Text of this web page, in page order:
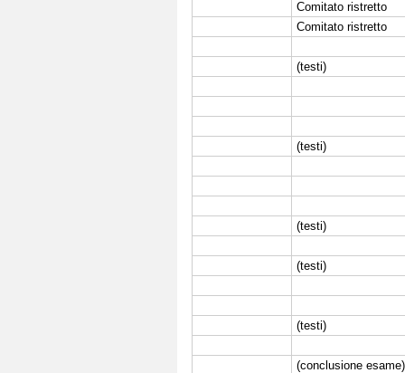
Comitato ristretto
Comitato ristretto
(testi)
(testi)
(testi)
(testi)
(testi)
(conclusione esame)